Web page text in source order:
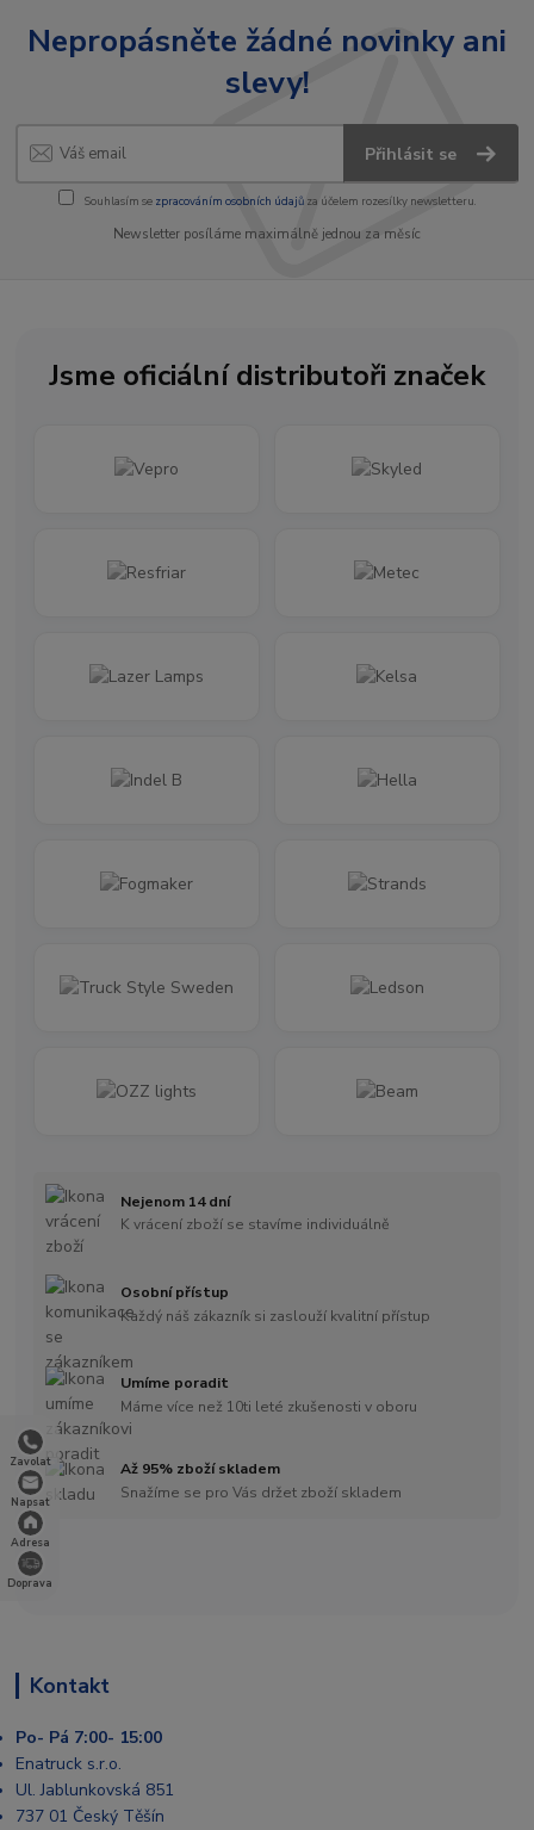
Zavolat
Napsat
Adresa
Doprava
Nepropásněte žádné novinky ani
slevy!
Přihlásit se
Souhlasím se zpracováním osobních údajůza účelem rozesílky newsletteru.
Newsletter posíláme maximálně jednou za měsíc
Jsme oficiální distributoři značek
Nejenom 14 dní
K vrácení zboží se stavíme individuálně
Osobní přístup
Každý náš zákazník si zaslouží kvalitní přístup
Umíme poradit
Máme více než 10ti leté zkušenosti v oboru
Až 95% zboží skladem
Snažíme se pro Vás držet zboží skladem
Kontakt
Po- Pá 7:00- 15:00
Enatruck s.r.o.
Ul. Jablunkovská 851
737 01 Český Těšín